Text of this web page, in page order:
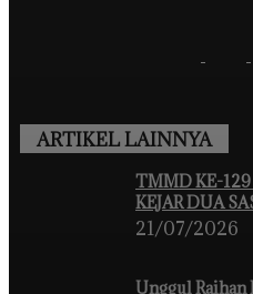
ARTIKEL LAINNYA
TMMD KE-
KEJAR DUA
21/07/2026
Unggul Raihan